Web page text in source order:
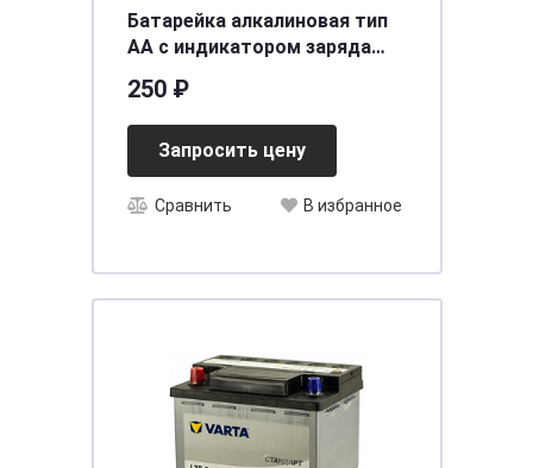
Батарейка алкалиновая тип
AA с индикатором заряда
LR6 MX1500 BL-2
250 ₽
Запросить цену
Сравнить В избранное